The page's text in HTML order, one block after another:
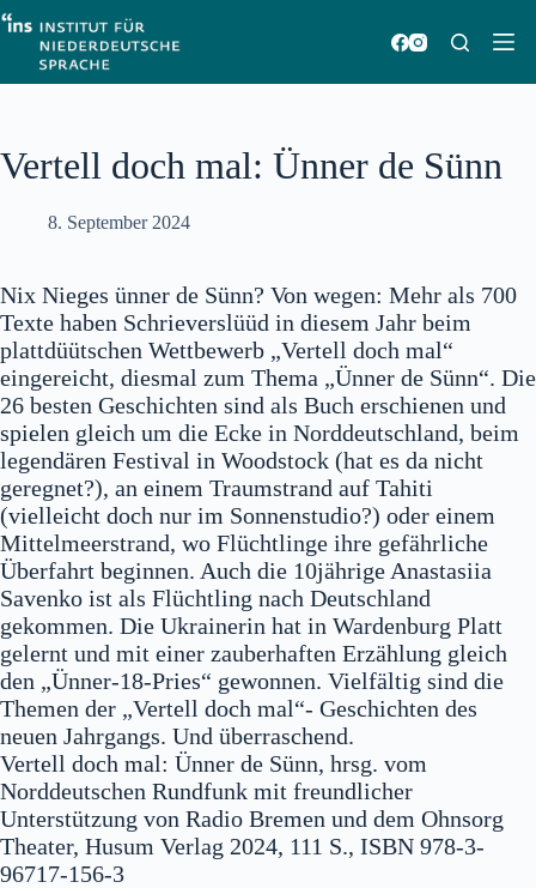
Zum
Inhalt
springen
Vertell doch mal: Ünner de Sünn
8. September 2024
Nix Nieges ünner de Sünn? Von wegen: Mehr als 700
Texte haben Schrieverslüüd in diesem Jahr beim
plattdüütschen Wettbewerb „Vertell doch mal“
eingereicht, diesmal zum Thema „Ünner de Sünn“. Die
26 besten Geschichten sind als Buch erschienen und
spielen gleich um die Ecke in Norddeutschland, beim
legendären Festival in Woodstock (hat es da nicht
geregnet?), an einem Traumstrand auf Tahiti
(vielleicht doch nur im Sonnenstudio?) oder einem
Mittelmeerstrand, wo Flüchtlinge ihre gefährliche
Überfahrt beginnen. Auch die 10jährige Anastasiia
Savenko ist als Flüchtling nach Deutschland
gekommen. Die Ukrainerin hat in Wardenburg Platt
gelernt und mit einer zauberhaften Erzählung gleich
den „Ünner-18-Pries“ gewonnen. Vielfältig sind die
Themen der „Vertell doch mal“- Geschichten des
neuen Jahrgangs. Und überraschend.
Vertell doch mal: Ünner de Sünn, hrsg. vom
Norddeutschen Rundfunk mit freundlicher
Unterstützung von Radio Bremen und dem Ohnsorg
Theater, Husum Verlag 2024, 111 S., ISBN 978-3-
96717-156-3